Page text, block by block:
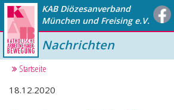
KAB Diözesanverband
München und Freising e.V.
Nachrichten
Startseite
18.12.2020